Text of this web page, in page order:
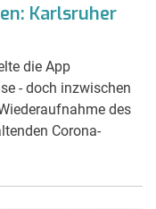
Karlsruher
die App
- doch inzwischen
des
Corona-